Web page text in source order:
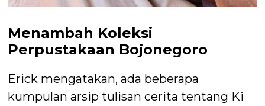
Menambah Koleksi
Perpustakaan Bojonegoro
Erick mengatakan, ada beberapa
kumpulan arsip tulisan cerita tentang Ki